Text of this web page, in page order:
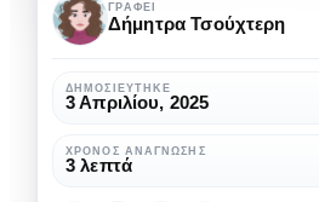
Μάρτιν
Σκορσέζε
ετοιμάζει
νέα
ταινία!
ΓΡΆΦΕΙ
Δήμητρα Τσούχτερη
ΔΗΜΟΣΙΕΎΤΗΚΕ
3 Απριλίου, 2025
ΧΡΌΝΟΣ ΑΝΆΓΝΩΣΗΣ
3 λεπτά